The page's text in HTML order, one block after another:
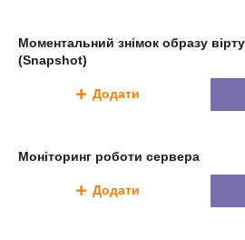
Моментальний знімок образу
(Snapshot)
Додати
Моніторинг роботи сервера
Додати